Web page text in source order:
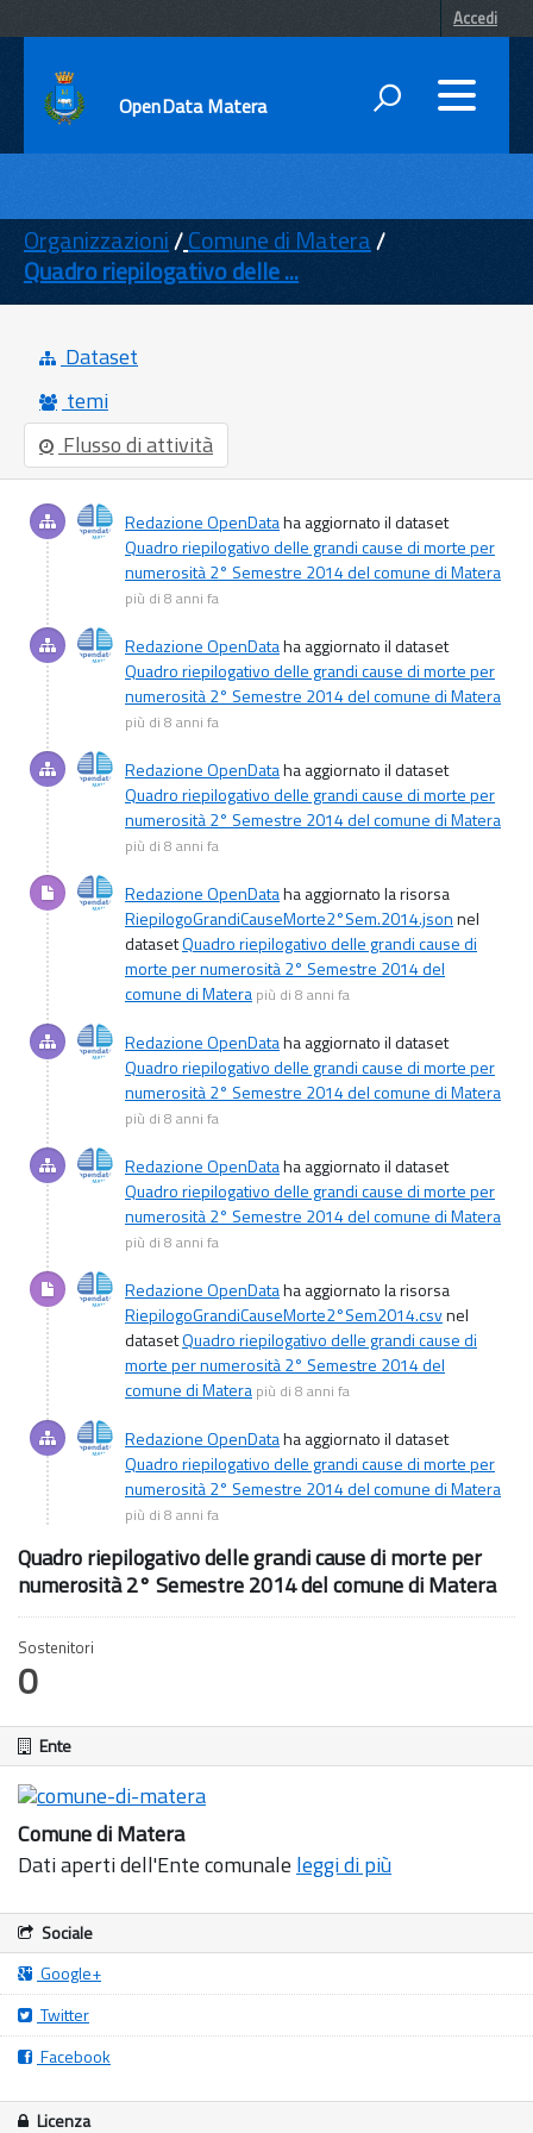
Accedi
OpenData Matera
ENTI
TEMI
INFORMAZIONI
Organizzazioni Comune di Matera
Quadro riepilogativo delle ...
Dataset
temi
Flusso di attività
Redazione OpenDataha aggiornato il dataset
Quadro riepilogativo delle grandi cause di morte per
numerosità 2° Semestre 2014 del comune di Matera
più di 8 anni fa
Redazione OpenDataha aggiornato il dataset
Quadro riepilogativo delle grandi cause di morte per
numerosità 2° Semestre 2014 del comune di Matera
più di 8 anni fa
Redazione OpenDataha aggiornato il dataset
Quadro riepilogativo delle grandi cause di morte per
numerosità 2° Semestre 2014 del comune di Matera
più di 8 anni fa
Redazione OpenDataha aggiornato la risorsa
RiepilogoGrandiCauseMorte2°Sem.2014.jsonnel
datasetQuadro riepilogativo delle grandi cause di
morte per numerosità 2° Semestre 2014 del
comune di Matera più di 8 anni fa
Redazione OpenDataha aggiornato il dataset
Quadro riepilogativo delle grandi cause di morte per
numerosità 2° Semestre 2014 del comune di Matera
più di 8 anni fa
Redazione OpenDataha aggiornato il dataset
Quadro riepilogativo delle grandi cause di morte per
numerosità 2° Semestre 2014 del comune di Matera
più di 8 anni fa
Redazione OpenDataha aggiornato la risorsa
RiepilogoGrandiCauseMorte2°Sem2014.csvnel
datasetQuadro riepilogativo delle grandi cause di
morte per numerosità 2° Semestre 2014 del
comune di Matera più di 8 anni fa
Redazione OpenDataha aggiornato il dataset
Quadro riepilogativo delle grandi cause di morte per
numerosità 2° Semestre 2014 del comune di Matera
più di 8 anni fa
Quadro riepilogativo delle grandi cause di morte per
numerosità 2° Semestre 2014 del comune di Matera
Sostenitori
0
Ente
Comune di Matera
Dati aperti dell'Ente comunale leggi di più
Sociale
Google+
Twitter
Facebook
Licenza